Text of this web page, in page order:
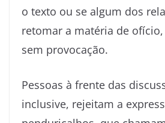
o texto ou se algum dos
retomar a matéria de
sem provocação.
Pessoas à frente das
inclusive, rejeitam a